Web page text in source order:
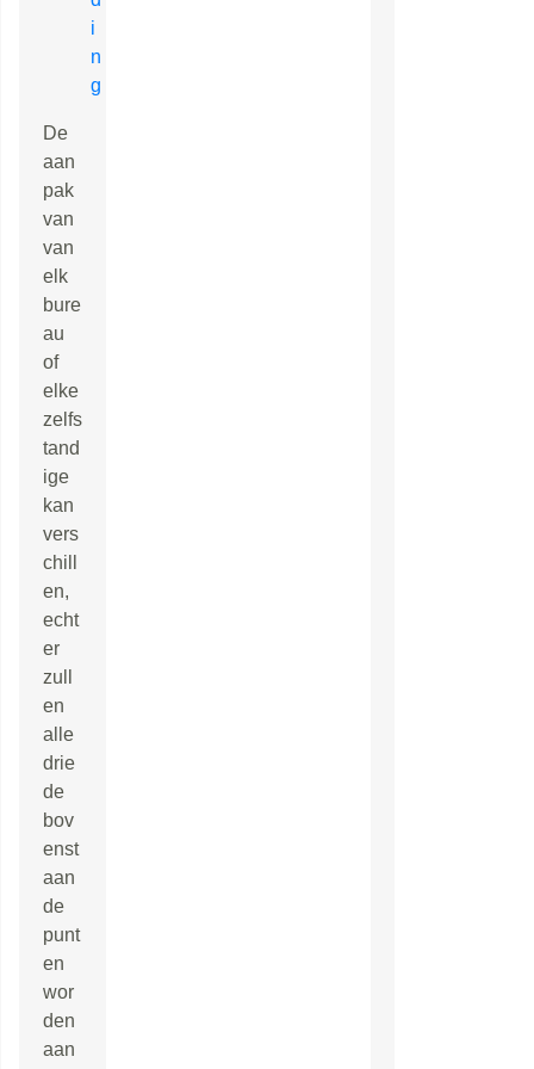
i
n
g
De
aan
pak
van
van
elk
bure
au
of
elke
zelfs
tand
ige
kan
vers
chill
en,
echt
er
zull
en
alle
drie
de
bov
enst
aan
de
punt
en
wor
den
aan